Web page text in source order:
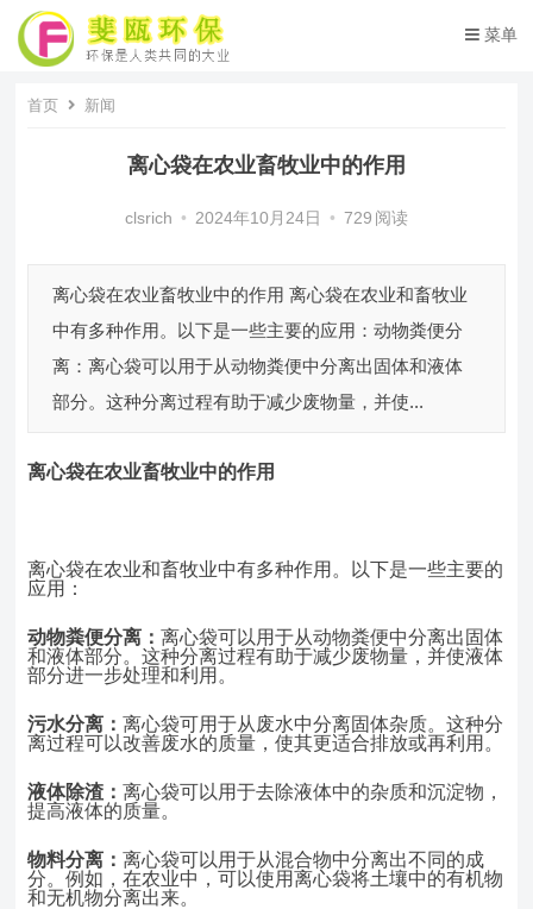
菜单
首页 新闻
离心袋在农业畜牧业中的作用
clsrich • 2024年10月24日 • 729 阅读
离心袋在农业畜牧业中的作用 离心袋在农业和畜牧业
中有多种作用。以下是一些主要的应用：动物粪便分
离：离心袋可以用于从动物粪便中分离出固体和液体
部分。这种分离过程有助于减少废物量，并使...
离心袋在农业畜牧业中的作用
离心袋在农业和畜牧业中有多种作用。以下是一些主要的
应用：
动物粪便分离：离心袋可以用于从动物粪便中分离出固体
和液体部分。这种分离过程有助于减少废物量，并使液体
部分进一步处理和利用。
污水分离：离心袋可用于从废水中分离固体杂质。这种分
离过程可以改善废水的质量，使其更适合排放或再利用。
液体除渣：离心袋可以用于去除液体中的杂质和沉淀物，
提高液体的质量。
物料分离：离心袋可以用于从混合物中分离出不同的成
分。例如，在农业中，可以使用离心袋将土壤中的有机物
和无机物分离出来。